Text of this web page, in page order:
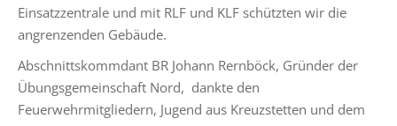
Einsatzzentrale und mit RLF und KLF schützten wir die
angrenzenden Gebäude.
Abschnittskommdant BR Johann Rernböck, Gründer der
Übungsgemeinschaft Nord, dankte den
Feuerwehrmitgliedern, Jugend aus Kreuzstetten und dem